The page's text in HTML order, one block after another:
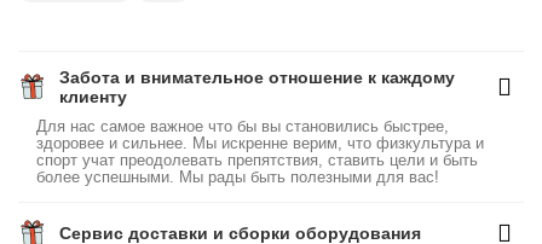
Забота и внимательное отношение к каждому
клиенту
Для нас самое важное что бы вы становились быстрее,
здоровее и сильнее. Мы искренне верим, что физкультура и
спорт учат преодолевать препятствия, ставить цели и быть
более успешными. Мы рады быть полезными для вас!
Сервис доставки и сборки оборудования